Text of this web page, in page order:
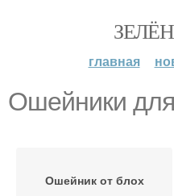
главная
Ошейники
Ошейник от блох